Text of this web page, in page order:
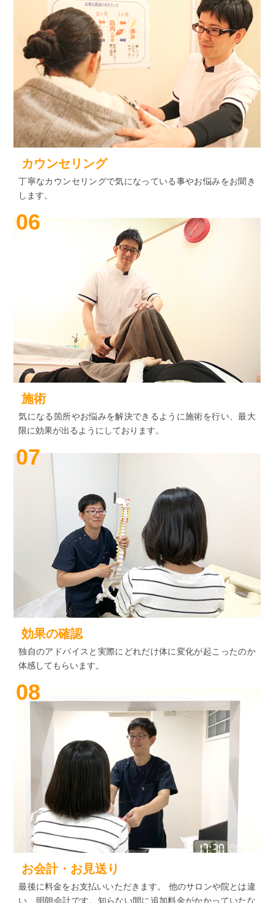
カウンセリング
丁寧なカウンセリングで気になっている事やお悩みをお聞き
します。
06
施術
気になる箇所やお悩みを解決できるように施術を行い、最大
限に効果が出るようにしております。
07
効果の確認
独自のアドバイスと実際にどれだけ体に変化が起こったのか
体感してもらいます。
08
お会計・お見送り
最後に料金をお支払いいただきます。 他のサロンや院とは違
い、明朗会計です。知らない間に追加料金がかかっていたな